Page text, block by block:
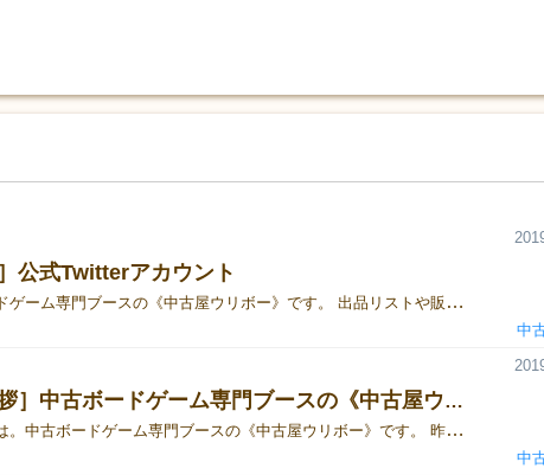
］公式Twitterアカウント
中古ボードゲーム専門ブースの《中古屋ウリボー》です。 出品リストや販売方法などの最新情報を、公式Twitterにてお知らせすることになりました。 ご興味のある方々は是非フォローを宜しくお願い申し上げます。 ▼▼▼ 中古屋ウリボー公式Twitter［@UriBoooooy］
中
［ご挨拶］中古ボードゲーム専門ブースの《中古屋ウリボー》です
こんにちは。中古ボードゲーム専門ブースの《中古屋ウリボー》です。 昨年に引き続き、今年も中古ボードゲームをご用意いたしました。 あの珍しいゲームや、いま話題のゲームなど、様々な品物を取りそろえて皆様をお待ちしております！ ◆ 出品リストや販売方法などにつきましては、追って告知いたします。 いましばらくお待ち下さいませ。
中